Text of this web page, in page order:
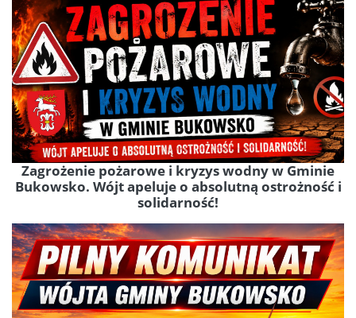
Zagrożenie pożarowe i kryzys wodny w Gminie
Bukowsko. Wójt apeluje o absolutną ostrożność i
solidarność!